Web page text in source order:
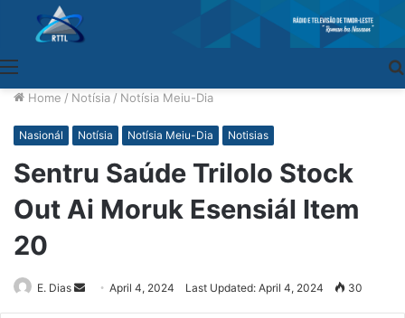
Home / Notísia / Notísia Meiu-Dia
Nasionál Notísia Notísia Meiu-Dia Notisias
Sentru Saúde Trilolo Stock
Out Ai Moruk Esensiál Item
20
E. Dias
Send
an
April 4, 2024 Last Updated: April 4, 2024 30